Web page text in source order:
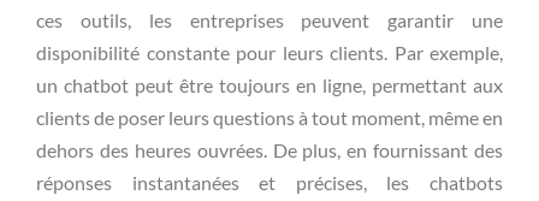
ces outils, les entreprises peuvent garantir une
disponibilité constante pour leurs clients. Par exemple,
un chatbot peut être toujours en ligne, permettant aux
clients de poser leurs questions à tout moment, même en
dehors des heures ouvrées. De plus, en fournissant des
réponses instantanées et précises, les chatbots